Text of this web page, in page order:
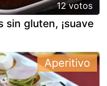
12 votos
sin gluten, ¡suave
Aperitivo